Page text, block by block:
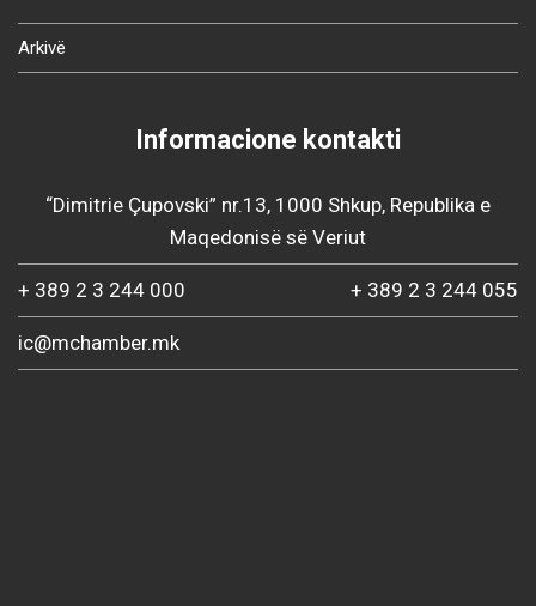
Arkivë
Informacione kontakti
“Dimitrie Çupovski” nr.13, 1000 Shkup, Republika e
Maqedonisë së Veriut
+ 389 2 3 244 000 + 389 2 3 244 055
ic@mchamber.mk